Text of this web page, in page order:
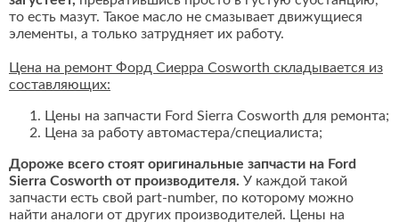
то есть мазут. Такое масло не смазывает движущиеся
элементы, а только затрудняет их работу.
Цена на ремонт Форд Сиерра Cosworth складывается из
составляющих:
Цены на запчасти Ford Sierra Cosworth для ремонта;
Цена за работу автомастера/специалиста;
Дороже всего стоят оригинальные запчасти на Ford
Sierra Cosworth от производителя. У каждой такой
запчасти есть свой part-number, по которому можно
найти аналоги от других производителей. Цены на